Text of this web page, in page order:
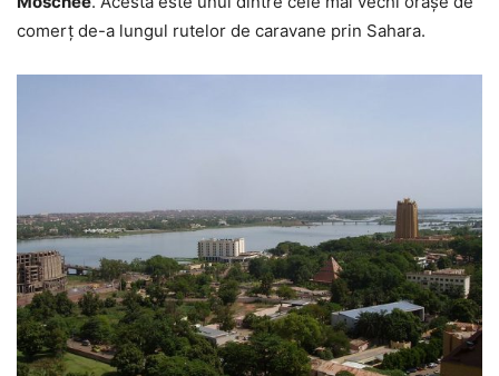
comerț de-a lungul rutelor de caravane prin Sahara.